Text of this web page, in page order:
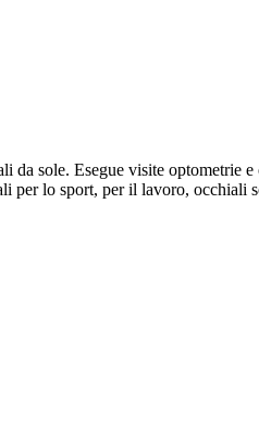
sole. Esegue visite
per lo sport, per il lavoro,